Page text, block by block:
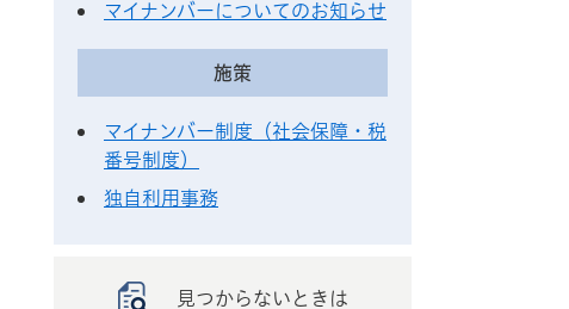
マイナンバーについてのお知らせ
施策
マイナンバー制度（社会保障・税
番号制度）
独自利用事務
見つからないときは